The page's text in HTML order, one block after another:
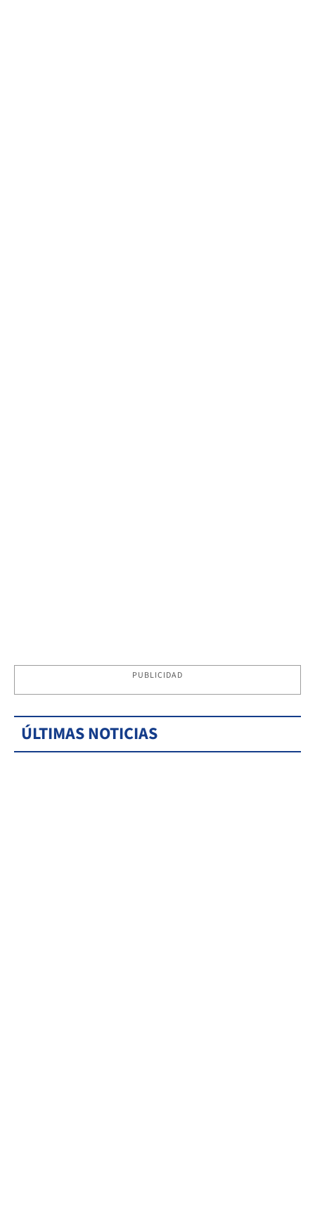
PUBLICIDAD
ÚLTIMAS NOTICIAS